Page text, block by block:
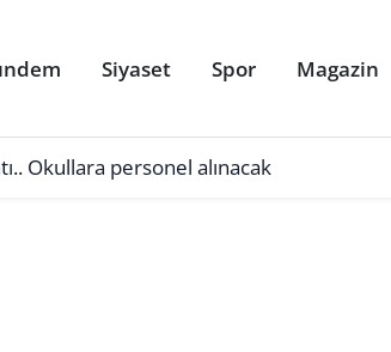
Siyaset Spor Magazin
Okullara personel alınacak